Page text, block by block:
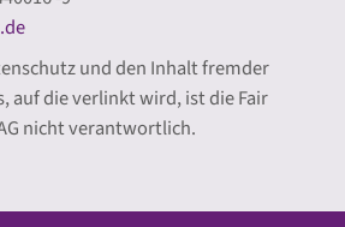
und den Inhalt fremder
auf die verlinkt wird, ist die Fair
nicht verantwortlich.